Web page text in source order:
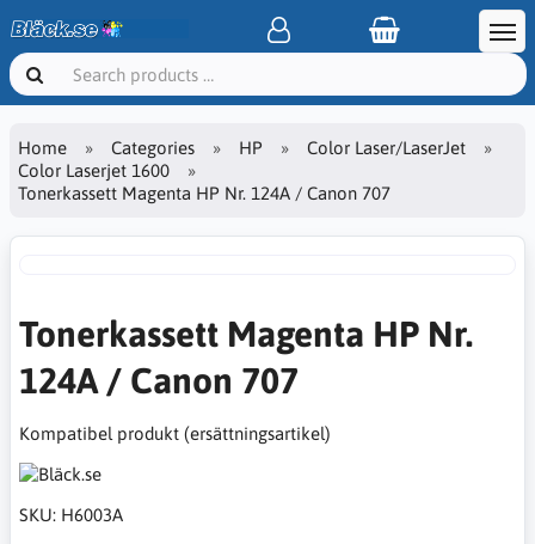
Home Categories HP
Color Laser/LaserJet
Color Laserjet 1600
Tonerkassett Magenta HP Nr. 124A / Canon 707
Tonerkassett Magenta HP Nr.
124A / Canon 707
Kompatibel produkt (ersättningsartikel)
SKU: H6003A